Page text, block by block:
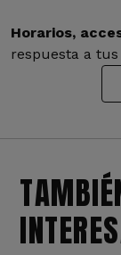
Horarios,
respuesta a